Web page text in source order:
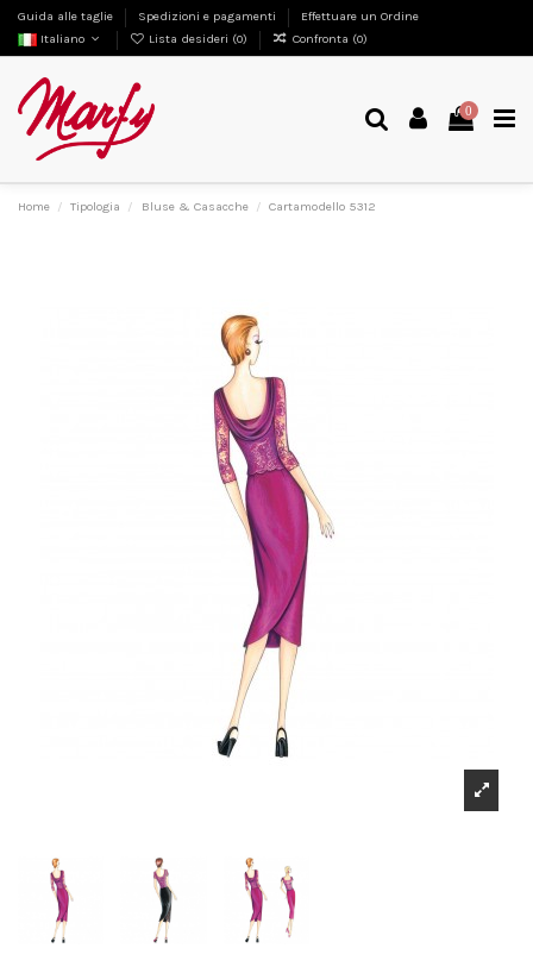
Guida alle taglie Spedizioni e pagamenti
Effettuare un Ordine
Italiano
Lista desideri (0) Confronta (0)
0
Home Tipologia Bluse & Casacche Cartamodello 5312